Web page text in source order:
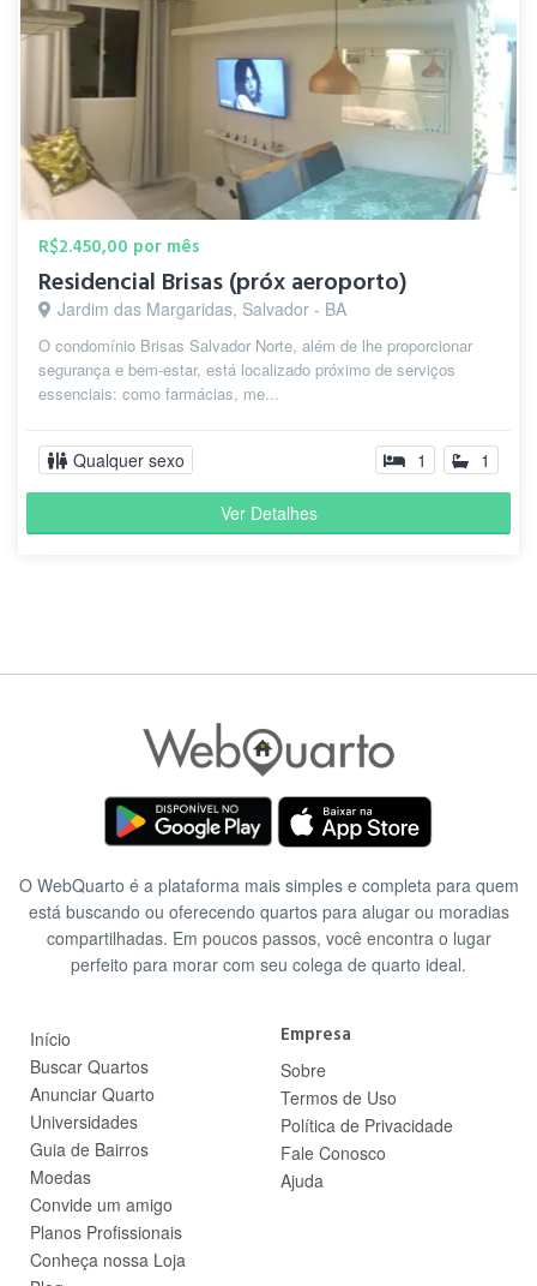
R$2.450,00 por mês
Residencial Brisas (próx aeroporto)
Jardim das Margaridas, Salvador - BA
O condomínio Brisas Salvador Norte, além de lhe proporcionar
segurança e bem-estar, está localizado próximo de serviços
essenciais: como farmácias, me...
Qualquer sexo 1 1
Ver Detalhes
O WebQuarto é a plataforma mais simples e completa para quem
está buscando ou oferecendo quartos para alugar ou moradias
compartilhadas. Em poucos passos, você encontra o lugar
perfeito para morar com seu colega de quarto ideal.
Início
Buscar Quartos
Anunciar Quarto
Universidades
Guia de Bairros
Moedas
Convide um amigo
Planos Profissionais
Conheça nossa Loja
Empresa
Sobre
Termos de Uso
Política de Privacidade
Fale Conosco
Ajuda